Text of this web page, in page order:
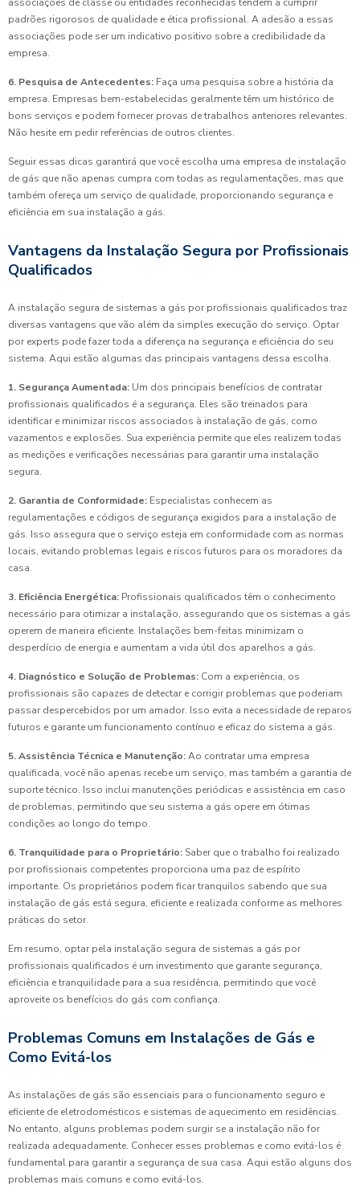
associações de classe ou entidades reconhecidas tendem a cumprir
padrões rigorosos de qualidade e ética profissional. A adesão a essas
associações pode ser um indicativo positivo sobre a credibilidade da
empresa.
6. Pesquisa de Antecedentes: Faça uma pesquisa sobre a história da
empresa. Empresas bem-estabelecidas geralmente têm um histórico de
bons serviços e podem fornecer provas de trabalhos anteriores relevantes.
Não hesite em pedir referências de outros clientes.
Seguir essas dicas garantirá que você escolha uma empresa de instalação
de gás que não apenas cumpra com todas as regulamentações, mas que
também ofereça um serviço de qualidade, proporcionando segurança e
eficiência em sua instalação a gás.
Vantagens da Instalação Segura por Profissionais
Qualificados
A instalação segura de sistemas a gás por profissionais qualificados traz
diversas vantagens que vão além da simples execução do serviço. Optar
por experts pode fazer toda a diferença na segurança e eficiência do seu
sistema. Aqui estão algumas das principais vantagens dessa escolha.
1. Segurança Aumentada: Um dos principais benefícios de contratar
profissionais qualificados é a segurança. Eles são treinados para
identificar e minimizar riscos associados à instalação de gás, como
vazamentos e explosões. Sua experiência permite que eles realizem todas
as medições e verificações necessárias para garantir uma instalação
segura.
2. Garantia de Conformidade: Especialistas conhecem as
regulamentações e códigos de segurança exigidos para a instalação de
gás. Isso assegura que o serviço esteja em conformidade com as normas
locais, evitando problemas legais e riscos futuros para os moradores da
casa.
3. Eficiência Energética: Profissionais qualificados têm o conhecimento
necessário para otimizar a instalação, assegurando que os sistemas a gás
operem de maneira eficiente. Instalações bem-feitas minimizam o
desperdício de energia e aumentam a vida útil dos aparelhos a gás.
4. Diagnóstico e Solução de Problemas: Com a experiência, os
profissionais são capazes de detectar e corrigir problemas que poderiam
passar despercebidos por um amador. Isso evita a necessidade de reparos
futuros e garante um funcionamento contínuo e eficaz do sistema a gás.
5. Assistência Técnica e Manutenção:Ao contratar uma empresa
qualificada, você não apenas recebe um serviço, mas também a garantia de
suporte técnico. Isso inclui manutenções periódicas e assistência em caso
de problemas, permitindo que seu sistema a gás opere em ótimas
condições ao longo do tempo.
6. Tranquilidade para o Proprietário: Saber que o trabalho foi realizado
por profissionais competentes proporciona uma paz de espírito
importante. Os proprietários podem ficar tranquilos sabendo que sua
instalação de gás está segura, eficiente e realizada conforme as melhores
práticas do setor.
Em resumo, optar pela instalação segura de sistemas a gás por
profissionais qualificados é um investimento que garante segurança,
eficiência e tranquilidade para a sua residência, permitindo que você
aproveite os benefícios do gás com confiança.
Problemas Comuns em Instalações de Gás e
Como Evitá-los
As instalações de gás são essenciais para o funcionamento seguro e
eficiente de eletrodomésticos e sistemas de aquecimento em residências.
No entanto, alguns problemas podem surgir se a instalação não for
realizada adequadamente. Conhecer esses problemas e como evitá-los é
fundamental para garantir a segurança de sua casa. Aqui estão alguns dos
problemas mais comuns e como evitá-los.